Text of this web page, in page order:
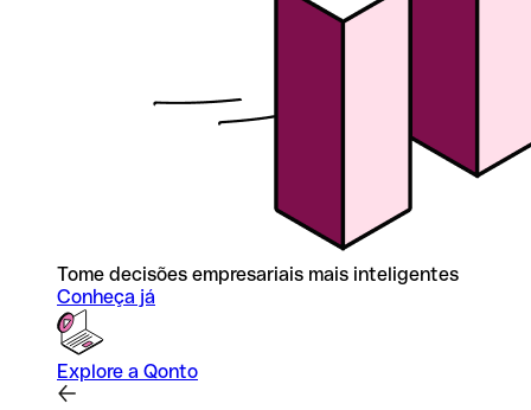
Tome decisões empresariais mais inteligentes
Conheça já
Explore a Qonto